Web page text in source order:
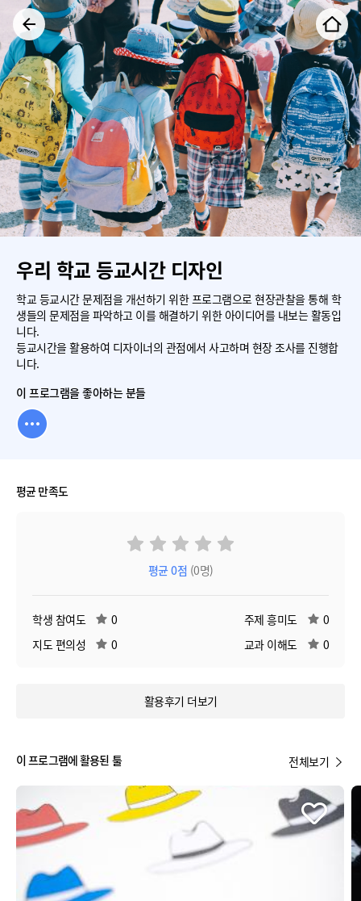
우리 학교 등교시간 디자인
학교 등교시간 문제점을 개선하기 위한 프로그램으로 현장관찰을 통해 학
생들의 문제점을 파악하고 이를 해결하기 위한 아이디어를 내보는 활동입
니다.
등교시간을 활용하여 디자이너의 관점에서 사고하며 현장 조사를 진행합
니다.
이 프로그램을 좋아하는 분들
평균 만족도
평균0점 (0명)
학생 참여도 0 주제 흥미도
0
지도 편의성
0 교과 이해도 0
활용후기 더보기
이 프로그램에 활용된 툴 전체보기